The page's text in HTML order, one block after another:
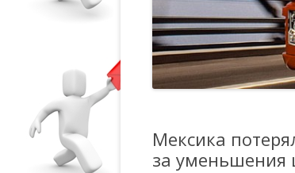
Мексика
за уменьшения